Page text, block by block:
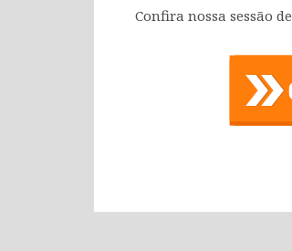
Confira nossa sessão de